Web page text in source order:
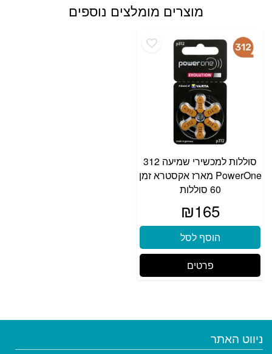
מוצרים מומלצים נוספים
סוללות למכשירי שמיעה 312
PowerOne מארז אקסטרא זמן
60 סוללות
₪165
הוסף לסל
פרטים
ניווט האתר